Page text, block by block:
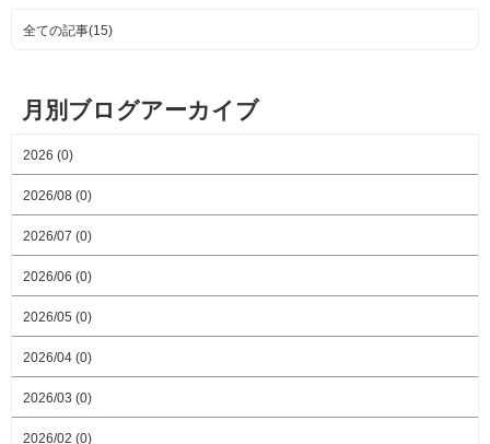
全ての記事(15)
月別ブログアーカイブ
2026 (0)
2026/08 (0)
2026/07 (0)
2026/06 (0)
2026/05 (0)
2026/04 (0)
2026/03 (0)
2026/02 (0)